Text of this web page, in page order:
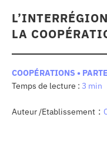
Innovation
& patrimoine Patient
nous
LA
COOPÉRATIONS •
3 min
Auteur /Etablissement :